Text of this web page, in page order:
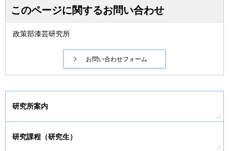
このページに関するお問い合わせ
政策部漆芸研究所
研究所案内
研究課程（研究生）